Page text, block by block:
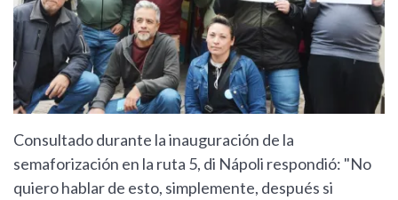
Consultado durante la inauguración de la
semaforización en la ruta 5, di Nápoli respondió: "No
quiero hablar de esto, simplemente, después si